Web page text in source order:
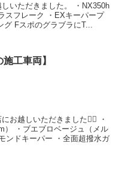
いただきました。 ・NX350h
スフレーク ・EXキーパープ
グ FスポのグラブラにT...
施工車両】
お越しいただきました🙇‍♂️ ・
） ・ブエブロベージュ（メル
ンドキーパー ・全面超撥水ガ